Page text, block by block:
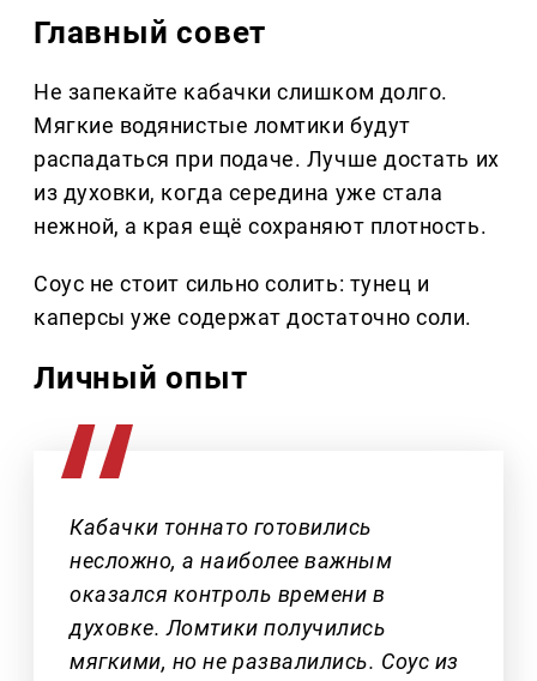
Главный совет
Не запекайте кабачки слишком долго.
Мягкие водянистые ломтики будут
распадаться при подаче. Лучше достать их
из духовки, когда середина уже стала
нежной, а края ещё сохраняют плотность.
Соус не стоит сильно солить: тунец и
каперсы уже содержат достаточно соли.
Личный опыт
Кабачки тоннато готовились
несложно, а наиболее важным
оказался контроль времени в
духовке. Ломтики получились
мягкими, но не развалились. Соус из